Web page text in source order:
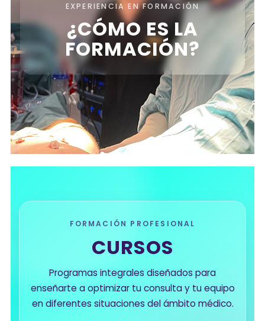
EXPERIENCIA EN FORMACIÓN
¿CÓMO ES LA
FORMACIÓN?
FORMACIÓN PROFESIONAL
CURSOS
Programas integrales diseñados para
enseñarte a optimizar tu consulta y tu equipo
en diferentes situaciones del ámbito médico.